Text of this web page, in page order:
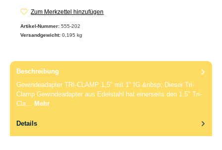
Zum Merkzettel hinzufügen
Artikel-Nummer: 555-202
Versandgewicht: 0,195 kg
Beschreibung
Gewindeadapter TRI-CLAMP 1,5" mit 1" IG &nbsp; Dieser Tri-
Clamp Gewindeadapter aus Edelstahl hat einerseits den 1,5" Tri-
Cla…
Mehr
Details